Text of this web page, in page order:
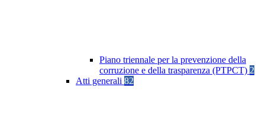
Piano triennale per la prevenzione della
corruzione e della trasparenza (PTPCT) 2
Atti generali 82